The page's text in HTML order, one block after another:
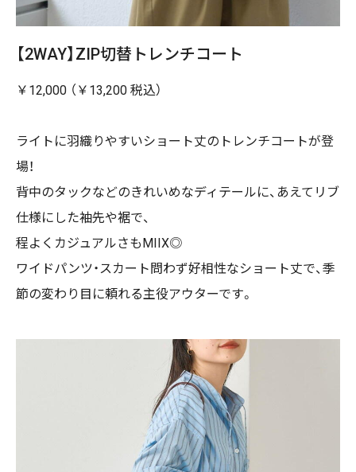
【2WAY】ZIP切替トレンチコート
￥12,000 （￥13,200 税込）
ライトに羽織りやすいショート丈のトレンチコートが登
場！
背中のタックなどのきれいめなディテールに、あえてリブ
仕様にした袖先や裾で、
程よくカジュアルさもMIIX◎
ワイドパンツ・スカート問わず好相性なショート丈で、季
節の変わり目に頼れる主役アウターです。